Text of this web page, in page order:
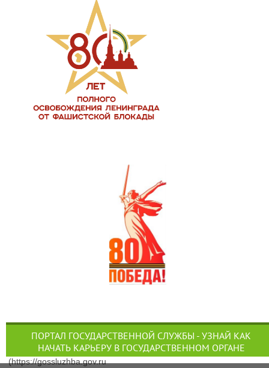
ПОРТАЛ ГОСУДАРСТВЕННОЙ СЛУЖБЫ - УЗНАЙ КАК
НАЧАТЬ КАРЬЕРУ В ГОСУДАРСТВЕННОМ ОРГАНЕ
(https://gossluzhba.gov.ru